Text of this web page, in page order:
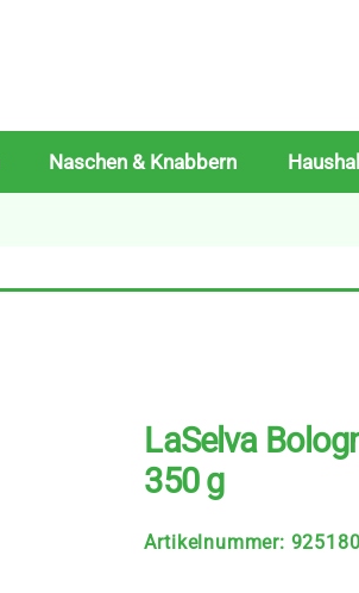
Naschen & Knabbern
LaSelva
350 g
Artikelnummer: